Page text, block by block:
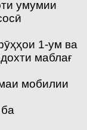
умумии
1-ум ва
маблағ
мобилии